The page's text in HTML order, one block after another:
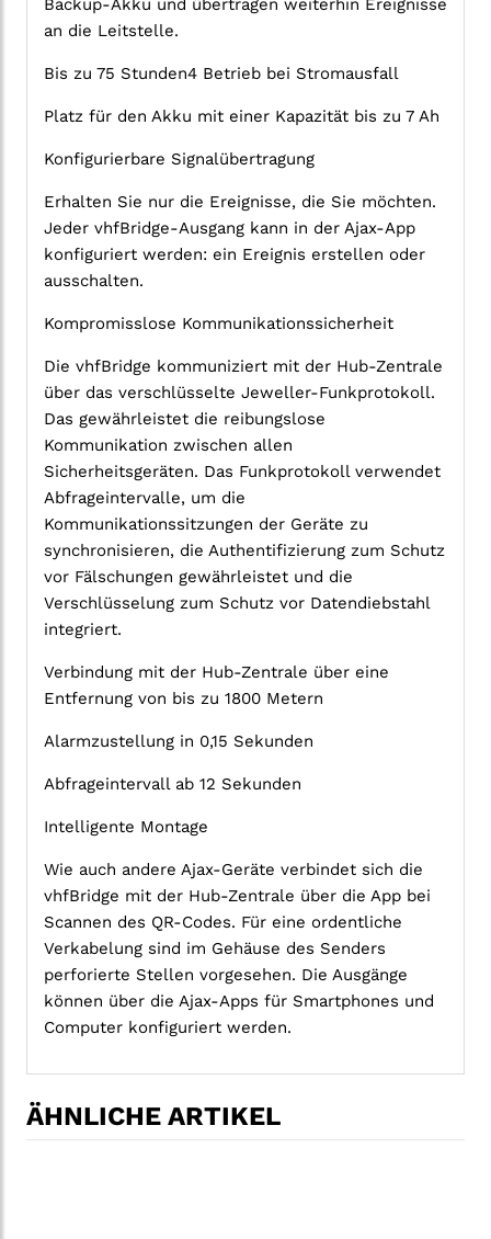
Backup-Akku und übertragen weiterhin Ereignisse
an die Leitstelle.
Bis zu 75 Stunden4 Betrieb bei Stromausfall
Platz für den Akku mit einer Kapazität bis zu 7 Ah
Konfigurierbare Signalübertragung
Erhalten Sie nur die Ereignisse, die Sie möchten.
Jeder vhfBridge-Ausgang kann in der Ajax-App
konfiguriert werden: ein Ereignis erstellen oder
ausschalten.
Kompromisslose Kommunikationssicherheit
Die vhfBridge kommuniziert mit der Hub-Zentrale
über das verschlüsselte Jeweller-Funkprotokoll.
Das gewährleistet die reibungslose
Kommunikation zwischen allen
Sicherheitsgeräten. Das Funkprotokoll verwendet
Abfrageintervalle, um die
Kommunikationssitzungen der Geräte zu
synchronisieren, die Authentifizierung zum Schutz
vor Fälschungen gewährleistet und die
Verschlüsselung zum Schutz vor Datendiebstahl
integriert.
Verbindung mit der Hub-Zentrale über eine
Entfernung von bis zu 1800 Metern
Alarmzustellung in 0,15 Sekunden
Abfrageintervall ab 12 Sekunden
Intelligente Montage
Wie auch andere Ajax-Geräte verbindet sich die
vhfBridge mit der Hub-Zentrale über die App bei
Scannen des QR-Codes. Für eine ordentliche
Verkabelung sind im Gehäuse des Senders
perforierte Stellen vorgesehen. Die Ausgänge
können über die Ajax-Apps für Smartphones und
Computer konfiguriert werden.
ÄHNLICHE ARTIKEL